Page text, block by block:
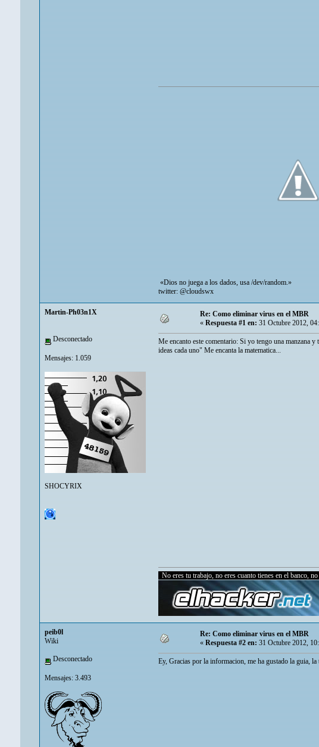
«Dios no juega a los dados, usa /dev/random.»
twitter: @cloudswx
Martin-Ph03n1X
Desconectado
Mensajes: 1.059
SHOCYRIX
Re: Como eliminar virus en el MBR
« Respuesta #1 en: 31 Octubre 2012,
Me encanto este comentario: Si yo tengo una manzana
ideas cada uno" Me encanta la matematica...
No eres tu trabajo, no eres cuanto tienes en el banco,
peib0l
Wiki
Desconectado
Mensajes: 3.493
Re: Como eliminar virus en el MBR
«Respuesta #2 en:31 Octubre 2012,
Ey, Gracias por la informacion, me ha gustado la guia, la